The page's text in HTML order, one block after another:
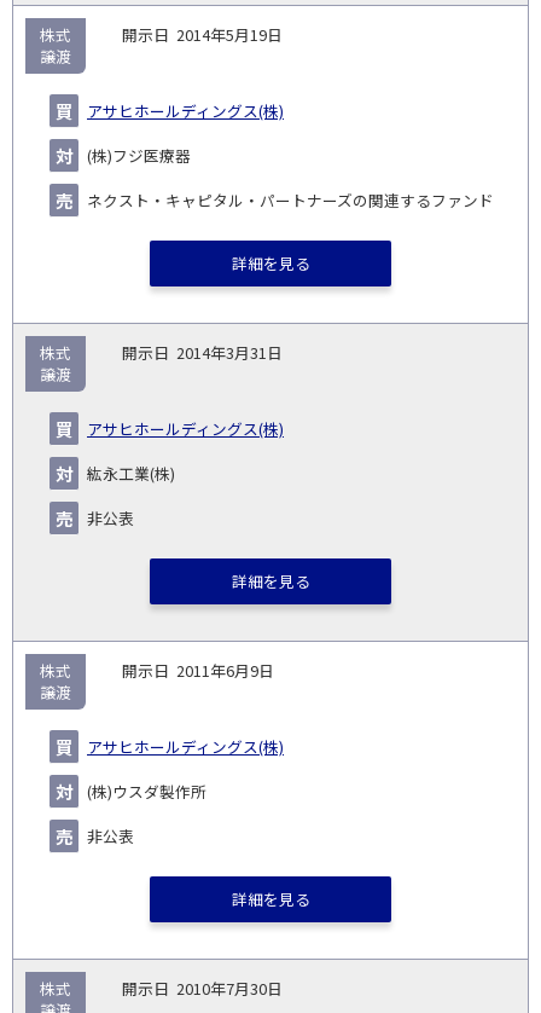
2014年5月19日
アサヒホールディングス(株)
(株)フジ医療器
ネクスト・キャピタル・パートナーズの関連するファンド
株式
譲渡
詳細を見る
2014年3月31日
アサヒホールディングス(株)
紘永工業(株)
非公表
株式
譲渡
詳細を見る
2011年6月9日
アサヒホールディングス(株)
(株)ウスダ製作所
非公表
株式
譲渡
詳細を見る
2010年7月30日
株式